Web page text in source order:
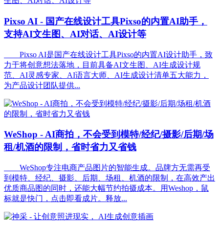
Pixso AI - 国产在线设计工具Pixso的内置AI助手，
支持AI文生图、AI对话、AI设计等
Pixso AI是国产在线设计工具Pixso的内置AI设计助手，致
力于将创意想法落地，目前具备AI文生图、AI生成设计规
范、AI灵感专家、AI语言大师、AI生成设计清单五大能力，
为产品设计团队提供...
WeShop - AI商拍，不会受到模特/经纪/摄影/后期/场
租/机酒的限制，省时省力又省钱
WeShop专注电商产品图片的智能生成。品牌方无需再受
到模特、经纪、摄影、后期、场租、机酒的限制，在高效产出
优质商品图的同时，还能大幅节约拍摄成本。用Weshop，鼠
标就是快门，点击即看成片。释放...